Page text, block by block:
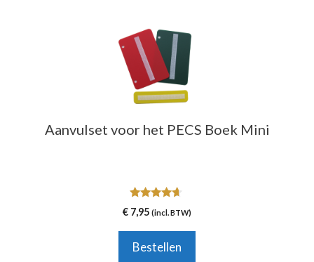
Aanvulset voor het PECS Boek Mini
4.50
van 5
€ 7,95 (incl. BTW)
Bestellen